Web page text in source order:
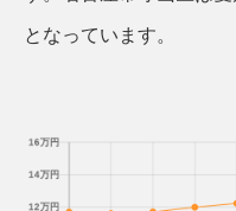
となっています。